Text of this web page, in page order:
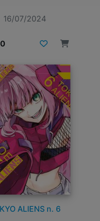
16/07/2024
ALIENS n. 6